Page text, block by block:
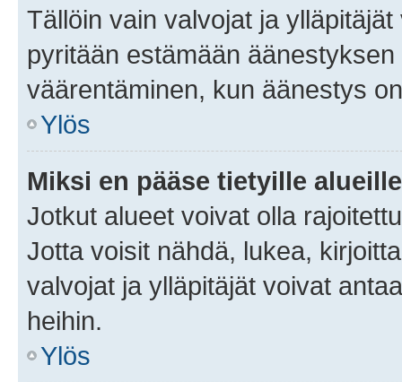
Tällöin vain valvojat ja
pyritään estämään
väärentäminen, kun äänestys
Ylös
Miksi en pääse tietyille
Jotkut alueet voivat olla
Jotta voisit nähdä, lukea,
valvojat ja ylläpitäjät voivat
heihin.
Ylös